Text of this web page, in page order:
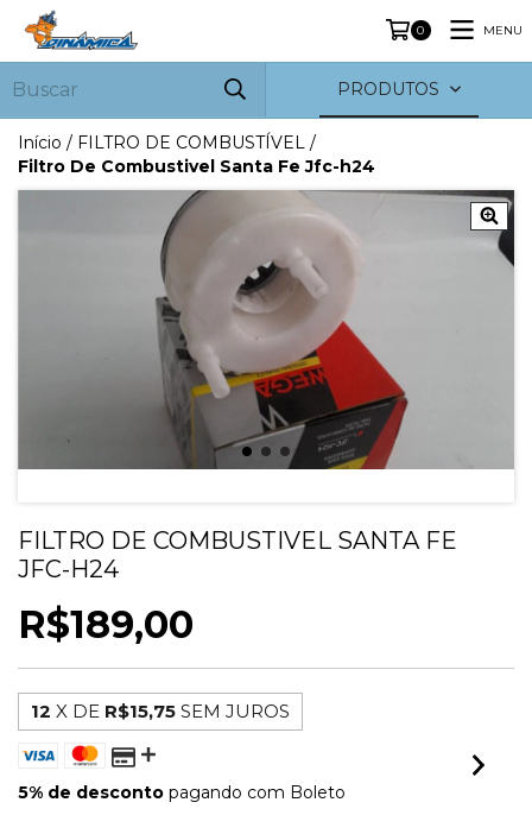
0 MENU
PRODUTOS
Início / FILTRO DE COMBUSTÍVEL /
Filtro De Combustivel Santa Fe Jfc-h24
FILTRO DE COMBUSTIVEL SANTA FE
JFC-H24
R$189,00
12 X DE R$15,75 SEM JUROS
5% de desconto pagando com Boleto